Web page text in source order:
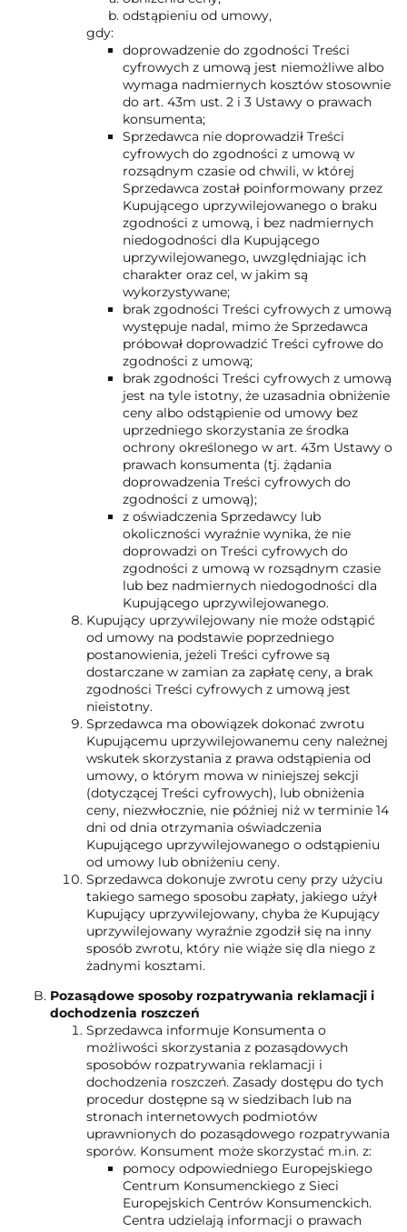
odstąpieniu od umowy,
gdy:
doprowadzenie do zgodności Treści
cyfrowych z umową jest niemożliwe albo
wymaga nadmiernych kosztów stosownie
do art. 43m ust. 2 i 3 Ustawy o prawach
konsumenta;
Sprzedawca nie doprowadził Treści
cyfrowych do zgodności z umową w
rozsądnym czasie od chwili, w której
Sprzedawca został poinformowany przez
Kupującego uprzywilejowanego o braku
zgodności z umową, i bez nadmiernych
niedogodności dla Kupującego
uprzywilejowanego, uwzględniając ich
charakter oraz cel, w jakim są
wykorzystywane;
brak zgodności Treści cyfrowych z umową
występuje nadal, mimo że Sprzedawca
próbował doprowadzić Treści cyfrowe do
zgodności z umową;
brak zgodności Treści cyfrowych z umową
jest na tyle istotny, że uzasadnia obniżenie
ceny albo odstąpienie od umowy bez
uprzedniego skorzystania ze środka
ochrony określonego w art. 43m Ustawy o
prawach konsumenta (tj. żądania
doprowadzenia Treści cyfrowych do
zgodności z umową);
z oświadczenia Sprzedawcy lub
okoliczności wyraźnie wynika, że nie
doprowadzi on Treści cyfrowych do
zgodności z umową w rozsądnym czasie
lub bez nadmiernych niedogodności dla
Kupującego uprzywilejowanego.
Kupujący uprzywilejowany nie może odstąpić
od umowy na podstawie poprzedniego
postanowienia, jeżeli Treści cyfrowe są
dostarczane w zamian za zapłatę ceny, a brak
zgodności Treści cyfrowych z umową jest
nieistotny.
Sprzedawca ma obowiązek dokonać zwrotu
Kupującemu uprzywilejowanemu ceny należnej
wskutek skorzystania z prawa odstąpienia od
umowy, o którym mowa w niniejszej sekcji
(dotyczącej Treści cyfrowych), lub obniżenia
ceny, niezwłocznie, nie później niż w terminie 14
dni od dnia otrzymania oświadczenia
Kupującego uprzywilejowanego o odstąpieniu
od umowy lub obniżeniu ceny.
Sprzedawca dokonuje zwrotu ceny przy użyciu
takiego samego sposobu zapłaty, jakiego użył
Kupujący uprzywilejowany, chyba że Kupujący
uprzywilejowany wyraźnie zgodził się na inny
sposób zwrotu, który nie wiąże się dla niego z
żadnymi kosztami.
Pozasądowe sposoby rozpatrywania reklamacji i
dochodzenia roszczeń
Sprzedawca informuje Konsumenta o
możliwości skorzystania z pozasądowych
sposobów rozpatrywania reklamacji i
dochodzenia roszczeń. Zasady dostępu do tych
procedur dostępne są w siedzibach lub na
stronach internetowych podmiotów
uprawnionych do pozasądowego rozpatrywania
sporów. Konsument może skorzystać m.in. z:
pomocy odpowiedniego Europejskiego
Centrum Konsumenckiego z Sieci
Europejskich Centrów Konsumenckich.
Centra udzielają informacji o prawach